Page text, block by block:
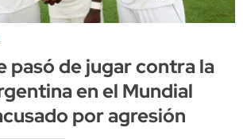
pasó de jugar contra la
en el Mundial
por agresión